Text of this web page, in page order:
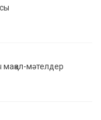
мақал-мәтелдер